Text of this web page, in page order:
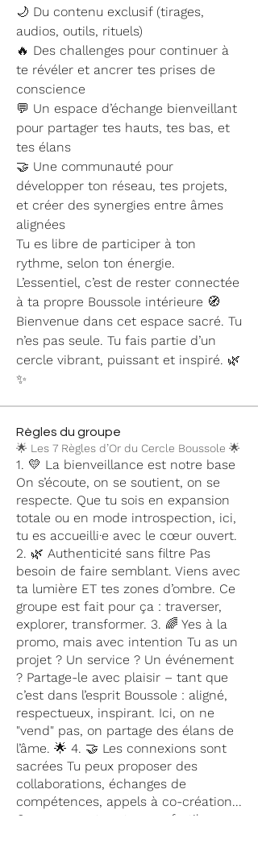
🌙 Du contenu exclusif (tirages,
audios, outils, rituels)
🔥 Des challenges pour continuer à
te révéler et ancrer tes prises de
conscience
💬 Un espace d’échange bienveillant
pour partager tes hauts, tes bas, et
tes élans
🤝 Une communauté pour
développer ton réseau, tes projets,
et créer des synergies entre âmes
alignées
Tu es libre de participer à ton
rythme, selon ton énergie.
L’essentiel, c’est de rester connectée
à ta propre Boussole intérieure 🧭
Bienvenue dans cet espace sacré. Tu
n’es pas seule. Tu fais partie d’un
cercle vibrant, puissant et inspiré. 🌿
✨
Règles du groupe
🌟 Les 7 Règles d’Or du Cercle Boussole 🌟
1. 💛 La bienveillance est notre base
On s’écoute, on se soutient, on se
respecte. Que tu sois en expansion
totale ou en mode introspection, ici,
tu es accueilli·e avec le cœur ouvert.
2. 🌿 Authenticité sans filtre Pas
besoin de faire semblant. Viens avec
ta lumière ET tes zones d’ombre. Ce
groupe est fait pour ça : traverser,
explorer, transformer. 3. 🌈 Yes à la
promo, mais avec intention Tu as un
projet ? Un service ? Un événement
? Partage-le avec plaisir – tant que
c’est dans l’esprit Boussole : aligné,
respectueux, inspirant. Ici, on ne
"vend" pas, on partage des élans de
l’âme. 🌟 4. 🤝 Les connexions sont
sacrées Tu peux proposer des
collaborations, échanges de
compétences, appels à co-création...
Ce groupe est un terreau fertile pour